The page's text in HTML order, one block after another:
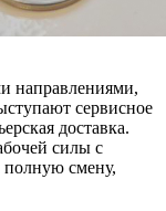
направлениями,
сервисное
доставка.
силы с
полную смену,